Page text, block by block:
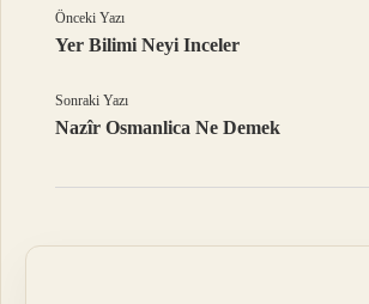
Önceki Yazı
Yer Bilimi Neyi Inceler
Sonraki Yazı
Nazîr Osmanlica Ne Demek